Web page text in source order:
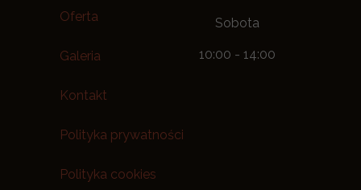
Oferta
Galeria
Kontakt
Polityka prywatności
Polityka cookies
Sobota
10:00 - 14:00